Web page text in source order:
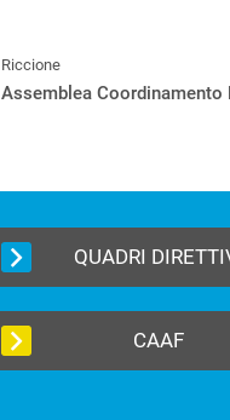
Riccione
Assemblea Coordinamento
QUADRI
CAAF